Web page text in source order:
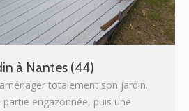
à Nantes (44)
totalement son jardin.
engazonnée, puis une